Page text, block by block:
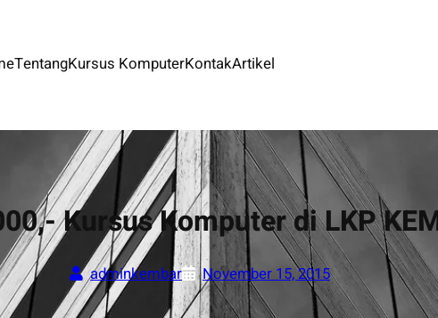
TentangKursus KomputerKontakArtikel
Kursus Komputer di LKP
adminkembar November 15, 2015